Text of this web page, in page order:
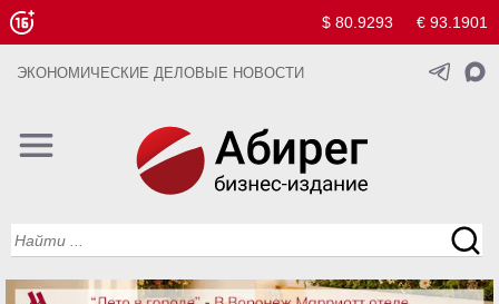
$ 80.9293 € 93.1901
ЭКОНОМИЧЕСКИЕ ДЕЛОВЫЕ НОВОСТИ